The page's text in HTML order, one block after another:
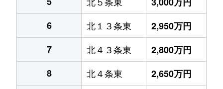
6
北１３条東
2,950万円
7
北４３条東
2,800万円
8
北４条東
2,650万円